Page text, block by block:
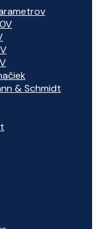
& Schmidt